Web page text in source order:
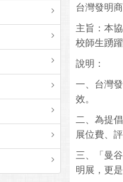
台灣發明
主旨：本
校師生踴躍
說明：
一、台灣
效。
二、為提
展位費、
三、「曼
明展，更